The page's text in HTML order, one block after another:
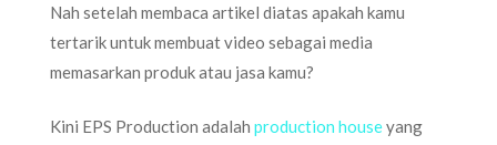
Nah setelah membaca artikel diatas apakah kamu
tertarik untuk membuat video sebagai media
memasarkan produk atau jasa kamu?
Kini EPS Production adalah production houseyang